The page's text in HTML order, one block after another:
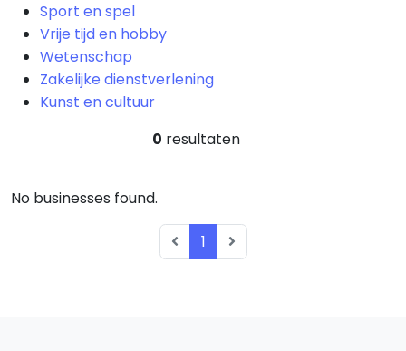
Sport en spel
Vrije tijd en hobby
Wetenschap
Zakelijke dienstverlening
Kunst en cultuur
0 resultaten
No businesses found.
1